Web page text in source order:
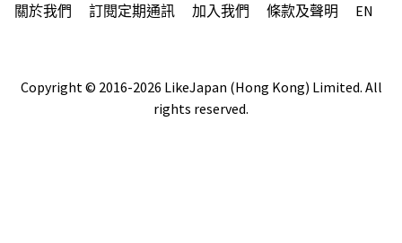
關於我們 訂閱定期通訊 加入我們 條款及聲明 EN
Copyright © 2016-2026 LikeJapan (Hong Kong) Limited. All
rights reserved.